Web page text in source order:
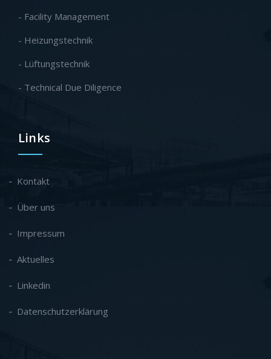
- Facility Management
- Heizungstechnik
- Lüftungstechnik
- Technical Due Diligence
Links
Kontakt
Über uns
Impressum
Aktuelles
Linkedin
Datenschutzerklärung